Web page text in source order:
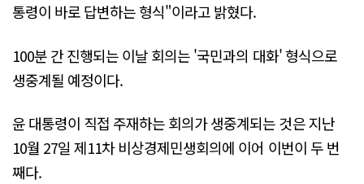
통령이 바로 답변하는 형식"이라고 밝혔다.
100분 간 진행되는 이날 회의는 '국민과의 대화' 형식으로
생중계될 예정이다.
윤 대통령이 직접 주재하는 회의가 생중계되는 것은 지난
10월 27일 제11차 비상경제민생회의에 이어 이번이 두 번
째다.